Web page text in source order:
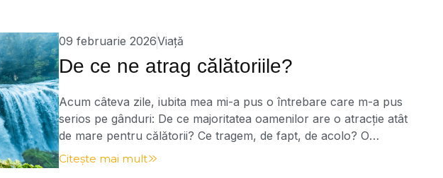
09 februarie 2026Viață
De ce ne atrag călătoriile?
Acum câteva zile, iubita mea mi-a pus o întrebare care m-a pus
serios pe gânduri: De ce majoritatea oamenilor are o atracție atât
de mare pentru călătorii? Ce tragem, de fapt, de acolo? O
întrebare interesantă, la care nu m-am gândit până atunci din
acest unghi. Am luat de bun faptul că tuturor ne place […]
Citește mai mult